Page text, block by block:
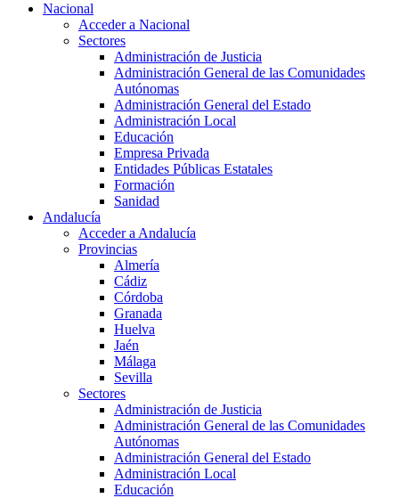
Nacional
Acceder a Nacional
Sectores
Administración de Justicia
Administración General de las Comunidades
Autónomas
Administración General del Estado
Administración Local
Educación
Empresa Privada
Entidades Públicas Estatales
Formación
Sanidad
Andalucía
Acceder a Andalucía
Provincias
Almería
Cádiz
Córdoba
Granada
Huelva
Jaén
Málaga
Sevilla
Sectores
Administración de Justicia
Administración General de las Comunidades
Autónomas
Administración General del Estado
Administración Local
Educación